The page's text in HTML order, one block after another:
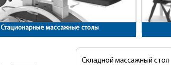
Стационарные массажные столы
Складной массажный стол